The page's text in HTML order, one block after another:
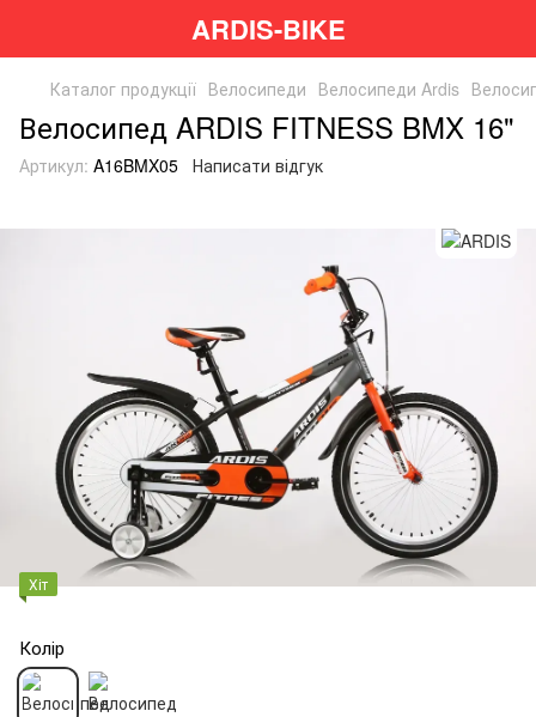
ARDIS-BIKE
Каталог продукції Велосипеди Велосипеди Ardis
Велосипед ARDIS FITNESS BMX 16"
Артикул: A16BMX05 Написати відгук
Хіт
Колір